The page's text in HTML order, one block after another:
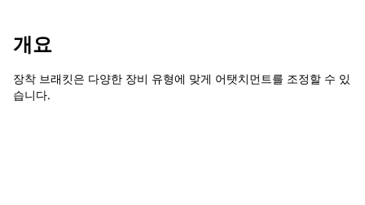
개요
장착 브래킷은 다양한 장비 유형에 맞게 어탯치먼트를 조정할 수 있
습니다.